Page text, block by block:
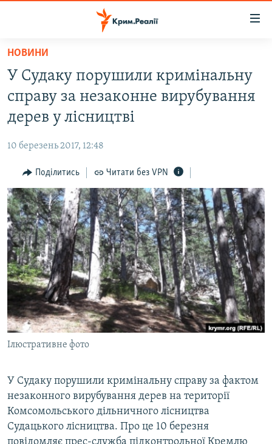
Перейти
основного
матеріалу
Перейти
до
основної
навігації
Перейти
до
пошуку
ВОДА.КРИМ
ВІДЕО ТА ФОТО
БЛОГИ
ПОГЛЯД
ІНТЕРВ'Ю
ВСЕ ЗА ДЕНЬ
СПЕЦПРОЕКТИ
ДЕПОРТАЦІЯ
ВІДЕОУРОКИ «ELIFBE»
СВІДЧЕННЯ ОКУПАЦІЇ
УКРАЇНСЬКА ПРОБЛЕМА КРИМУ
ІНФОГРАФІКА
ЯК ОБІЙТИ БЛОКУВАННЯ
Русский
Qırımtatar
ДОЛУЧАЙСЯ!
Усі сайти RFE/RL
НОВИНИ
У Судаку порушили кримінальну
справу за незаконне вирубування
дерев у лісництві
10 березень 2017, 12:48
Поділитись Читати без VPN
Ілюстративне фото
У Судаку порушили кримінальну справу за фактом
незаконного вирубування дерев на території
Комсомольського дільничного лісництва
Судацького лісництва. Про це 10 березня